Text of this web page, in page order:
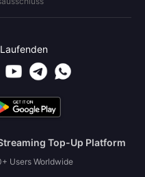
Top-Up Platform
Users Worldwide